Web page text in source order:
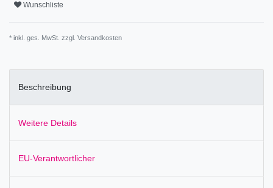
Wunschliste
* inkl. ges. MwSt. zzgl. Versandkosten
Beschreibung
Weitere Details
EU-Verantwortlicher